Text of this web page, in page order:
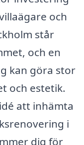
och
står
och en
kan göra stor
och estetik.
att inhämta
i
dig för